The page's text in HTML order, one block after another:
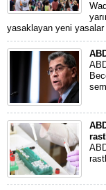
yasaklayan yeni